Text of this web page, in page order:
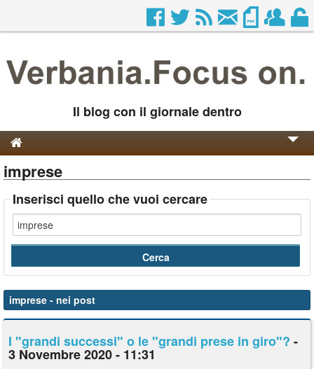
Il blog con il giornale dentro
Genesi e Storia
Contatti
imprese
Inserisci quello che vuoi cercare
imprese - nei post
I "grandi successi" o le "grandi prese in giro"? -
3 Novembre 2020 - 11:31